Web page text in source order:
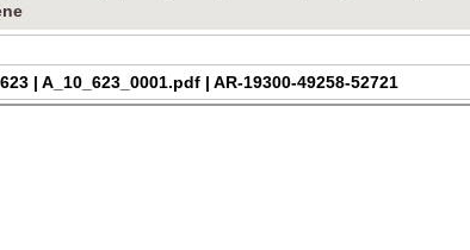
| A_10_623_0001.pdf | AR-19300-49258-52721